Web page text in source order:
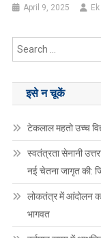
April 9, 2025
इसे न चूकें
टेकलाल महतो उच्च
स्वतंत्रता सेनानी
नई चेतना जागृत की:
लोकतंत्र में आंदोलन का
भागवत